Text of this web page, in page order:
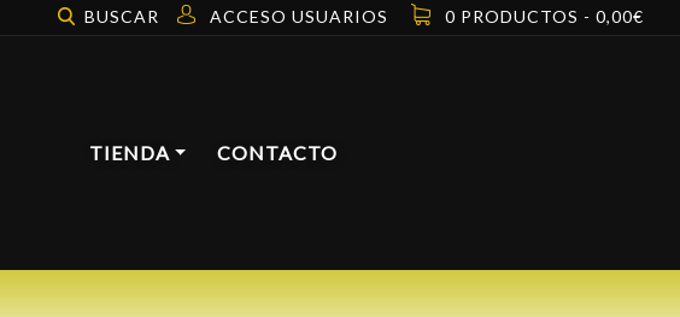
BUSCAR ACCESO USUARIOS 0 PRODUCTOS - 0,00€
TIENDA CONTACTO